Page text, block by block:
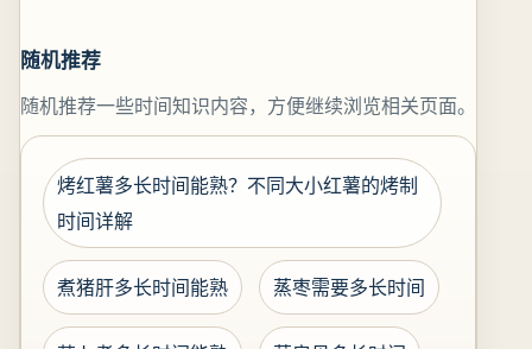
随机推荐
随机推荐一些时间知识内容，方便继续浏览相关页面。
烤红薯多长时间能熟？不同大小红薯的烤制
时间详解
煮猪肝多长时间能熟 蒸枣需要多长时间